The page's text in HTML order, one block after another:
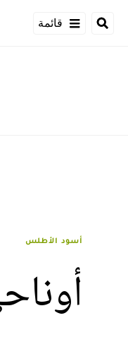
قائمة
أسود الأطلس